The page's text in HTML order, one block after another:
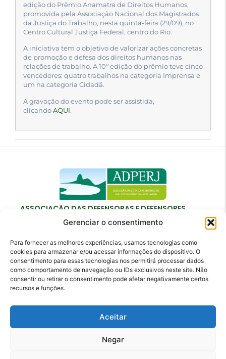
Gerenciar o consentimento
Para fornecer as melhores experiências, usamos tecnologias como
cookies para armazenar e/ou acessar informações do dispositivo. O
consentimento para essas tecnologias nos permitirá processar dados
como comportamento de navegação ou IDs exclusivos neste site. Não
consentir ou retirar o consentimento pode afetar negativamente certos
recursos e funções.
Aceitar
Negar
edição do Prêmio Anamatra de Direitos Humanos,
promovida pela Associação Nacional dos Magistrados
da Justiça do Trabalho, nesta quinta-feira (29/09), no
Centro Cultural Justiça Federal, centro do Rio.
A iniciativa tem o objetivo de valorizar ações concretas
de promoção e defesa dos direitos humanos nas
relações de trabalho. A 10º edição do prêmio teve cinco
vencedores: quatro trabalhos na categoria Imprensa e
um na categoria Cidadã.
A gravação do evento pode ser assistida,
clicando AQUI.
ASSOCIAÇÃO DAS DEFENSORAS E DEFENSORES
PÚBLICOS DO ESTADO DO RIO DE JANEIRO
Contato
adperj@adperj.com.br
(21) 2220-6022
Janeiro - RJ - CEP: 20011-020